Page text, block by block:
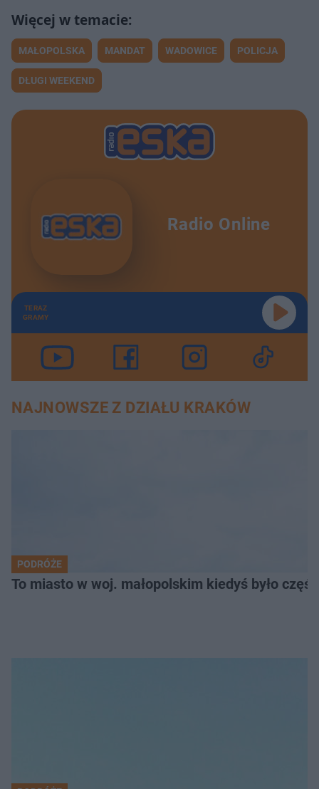
MAŁOPOLSKA MANDAT WADOWICE POLICJA
DŁUGI WEEKEND
Radio Online
TERAZ
GRAMY
NAJNOWSZE Z DZIAŁU KRAKÓW
PODRÓŻE
To miasto w woj. małopolskim kiedyś było